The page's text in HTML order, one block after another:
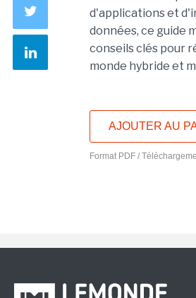
d'applications et
données, ce guide
conseils clés pour
monde hybride et
AJOUTER AU
Format PDF /